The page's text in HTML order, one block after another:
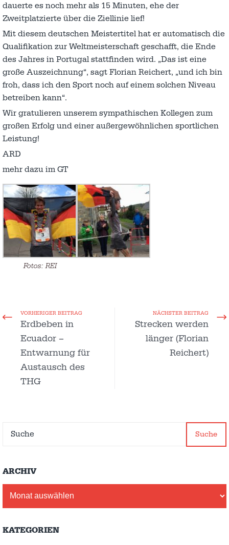
dauerte es noch mehr als 15 Minuten, ehe der
Zweitplatzierte über die Ziellinie lief!
Mit diesem deutschen Meistertitel hat er automatisch die
Qualifikation zur Weltmeisterschaft geschafft, die Ende
des Jahres in Portugal stattfinden wird. „Das ist eine
große Auszeichnung“, sagt Florian Reichert, „und ich bin
froh, dass ich den Sport noch auf einem solchen Niveau
betreiben kann“.
Wir gratulieren unserem sympathischen Kollegen zum
großen Erfolg und einer außergewöhnlichen sportlichen
Leistung!
ARD
mehr dazu im GT
Fotos: REI
VORHERIGER BEITRAG
Erdbeben in
Ecuador –
Entwarnung für
Austausch des
THG
NÄCHSTER BEITRAG
Strecken werden
länger (Florian
Reichert)
Suche
ARCHIV
KATEGORIEN